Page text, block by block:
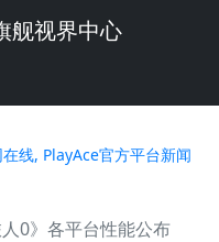
舰视界中心
线, PlayAce官方平台新闻
0》各平台性能公布